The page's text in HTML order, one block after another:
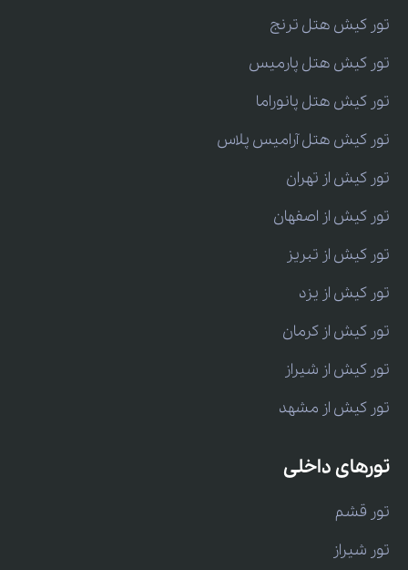
تور کیش هتل ترنج
تور کیش هتل پارمیس
تور کیش هتل پانوراما
تور کیش هتل آرامیس پلاس
تور کیش از تهران
تور کیش از اصفهان
تور کیش از تبریز
تور کیش از یزد
تور کیش از کرمان
تور کیش از شیراز
تور کیش از مشهد
تورهای داخلی
تور قشم
تور شیراز